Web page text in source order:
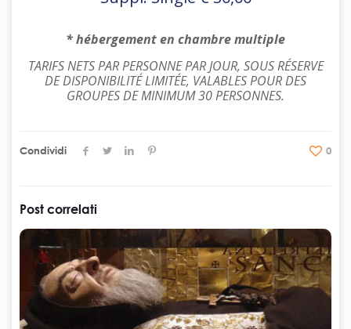
* hébergement en chambre multiple
TARIFS NETS PAR PERSONNE PAR JOUR, SOUS RÉSERVE
DE DISPONIBILITÉ LIMITÉE, VALABLES POUR DES
GROUPES DE MINIMUM 30 PERSONNES.
Condividi 0
Post correlati